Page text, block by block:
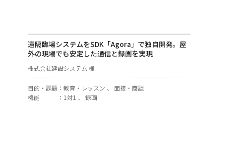
遠隔臨場システムをSDK「Agora」で独自開発。屋
外の現場でも安定した通信と録画を実現
株式会社建設システム 様
目的・課題： 教育・レッスン 、 面接・商談
機能
： 1対1 、 録画